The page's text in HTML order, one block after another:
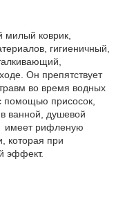
милый коврик,
гигиеничный,
Он препятствует
во время водных
помощью присосок,
ванной, душевой
имеет рифленую
которая при
эффект.